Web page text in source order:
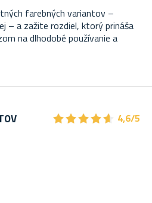
farebných variantov –
– a zažite rozdiel, ktorý prináša
na dlhodobé používanie a
★★★★★
★★★★★ 4,6/5